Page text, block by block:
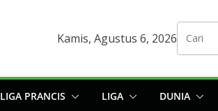
Kamis, Agustus 6, 2026
LIGA PRANCIS LIGA DUNIA